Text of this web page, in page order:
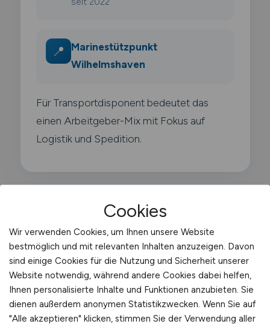
📍
Marinestützpunkt
Wilhelmshaven
Für Transportdisponent bedeutet das
einen Arbeitgeber-Mix mit Fokus auf
Logistik und Spedition.
Typische Arbeitgeber in
Wilhelmshaven
Der Arbeitsmarkt für Transportdisponent in
Wilhelmshaven wird von folgenden
Arbeitgebern geprägt:
Cookies
Wir verwenden Cookies, um Ihnen unsere Website
bestmöglich und mit relevanten Inhalten anzuzeigen. Davon
sind einige Cookies für die Nutzung und Sicherheit unserer
Website notwendig, während andere Cookies dabei helfen,
Ihnen personalisierte Inhalte und Funktionen anzubieten. Sie
dienen außerdem anonymen Statistikzwecken. Wenn Sie auf
"Alle akzeptieren" klicken, stimmen Sie der Verwendung aller